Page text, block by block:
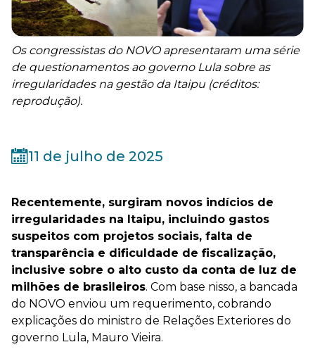
Os congressistas do NOVO apresentaram uma série
de questionamentos ao governo Lula sobre as
irregularidades na gestão da Itaipu (créditos:
reprodução).
11 de julho de 2025
Recentemente, surgiram novos indícios de
irregularidades na Itaipu, incluindo gastos
suspeitos com projetos sociais, falta de
transparência e dificuldade de fiscalização,
inclusive sobre o alto custo da conta de luz de
milhões de brasileiros. Com base nisso, a bancada
do NOVO enviou um requerimento, cobrando
explicações do ministro de Relações Exteriores do
governo Lula, Mauro Vieira.